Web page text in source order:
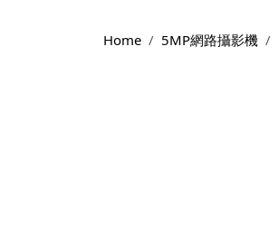
Home 5MP網路攝影機